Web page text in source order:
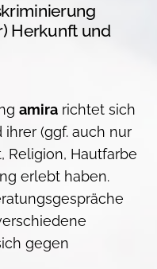
Herkunft und
amira richtet sich
(ggf. auch nur
Religion, Hautfarbe
erlebt haben.
gegen